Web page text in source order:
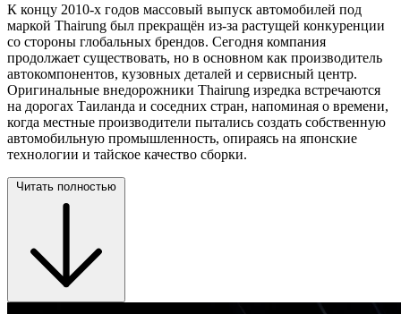
К концу 2010-х годов массовый выпуск автомобилей под
маркой Thairung был прекращён из-за растущей конкуренции
со стороны глобальных брендов. Сегодня компания
продолжает существовать, но в основном как производитель
автокомпонентов, кузовных деталей и сервисный центр.
Оригинальные внедорожники Thairung изредка встречаются
на дорогах Таиланда и соседних стран, напоминая о времени,
когда местные производители пытались создать собственную
автомобильную промышленность, опираясь на японские
технологии и тайское качество сборки.
Читать полностью